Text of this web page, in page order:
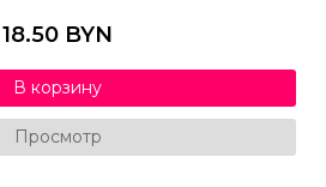
18.50 BYN
В корзину
Просмотр